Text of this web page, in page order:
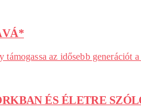
az idősebb generációt
ÉS ÉLETRE